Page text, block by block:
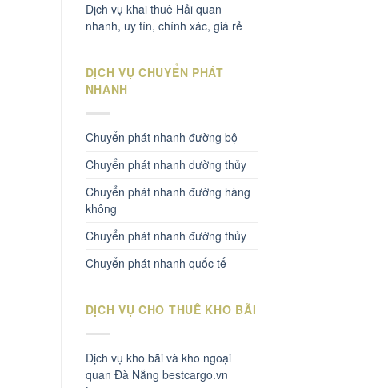
Dịch vụ khai thuê Hải quan
nhanh, uy tín, chính xác, giá rẻ
DỊCH VỤ CHUYỂN PHÁT
NHANH
Chuyển phát nhanh đường bộ
Chuyển phát nhanh dường thủy
Chuyển phát nhanh đường hàng
không
Chuyển phát nhanh đường thủy
Chuyển phát nhanh quốc tế
DỊCH VỤ CHO THUÊ KHO BÃI
Dịch vụ kho bãi và kho ngoại
quan Đà Nẵng bestcargo.vn